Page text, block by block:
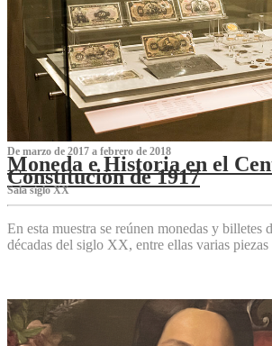
De marzo de 2017 a febrero de 2018
Moneda e Historia en el
Constitución de 1917
Sala siglo XX
En esta muestra se reúnen monedas y billetes
décadas del siglo XX, entre ellas varias